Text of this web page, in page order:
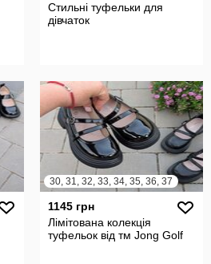
Стильні туфельки для
дівчаток
30, 31, 32, 33, 34, 35, 36, 37
1145 грн
Лімітована колекція
туфельок від тм Jong Golf